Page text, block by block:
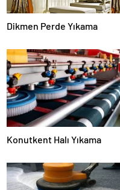
Dikmen Perde Yıkama
Konutkent Halı Yıkama